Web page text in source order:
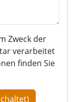
Zweck der
verarbeitet
finden Sie